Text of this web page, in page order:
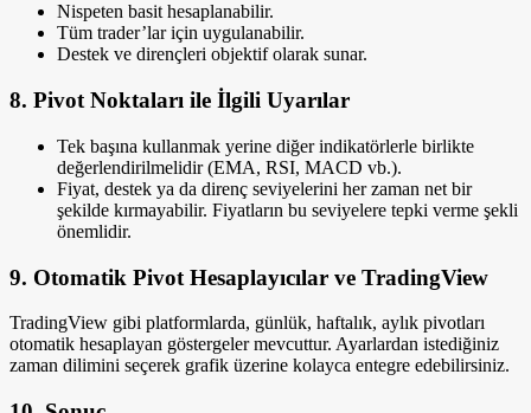
Nispeten basit hesaplanabilir.
Tüm trader’lar için uygulanabilir.
Destek ve dirençleri objektif olarak sunar.
8. Pivot Noktaları ile İlgili Uyarılar
Tek başına kullanmak yerine diğer indikatörlerle birlikte
değerlendirilmelidir (EMA, RSI, MACD vb.).
Fiyat, destek ya da direnç seviyelerini her zaman net bir
şekilde kırmayabilir. Fiyatların bu seviyelere tepki verme şekli
önemlidir.
9. Otomatik Pivot Hesaplayıcılar ve TradingView
TradingView gibi platformlarda, günlük, haftalık, aylık pivotları
otomatik hesaplayan göstergeler mevcuttur. Ayarlardan istediğiniz
zaman dilimini seçerek grafik üzerine kolayca entegre edebilirsiniz.